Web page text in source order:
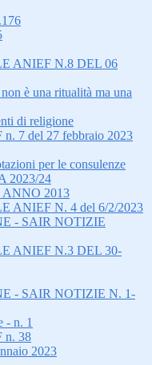
ANIEF N.8 DEL 06
è una ritualità ma una
di religione
n. 7 del 27 febbraio 2023
per le consulenze
2023/24
2013
ANIEF N. 4 del 6/2/2023
- SAIR NOTIZIE
ANIEF N.3 DEL 30-
- SAIR NOTIZIE N. 1-
- n. 1
n. 38
2023